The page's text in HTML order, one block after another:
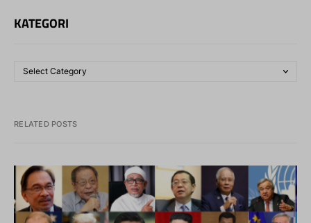
KATEGORI
RELATED POSTS